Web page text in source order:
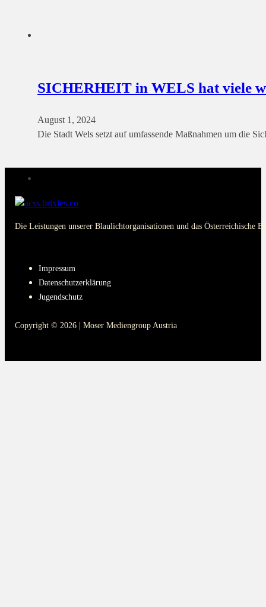
SICHERHEIT in WELS hat viele
August 1, 2024
Die Stadt Wels setzt auf umfassende Maßnahmen um die
Die Leistungen unserer Blaulichtorganisationen und das Österreichische
Impressum
Datenschutzerklärung
Jugendschutz
Copyright © 2026 | Moser Mediengroup Austria